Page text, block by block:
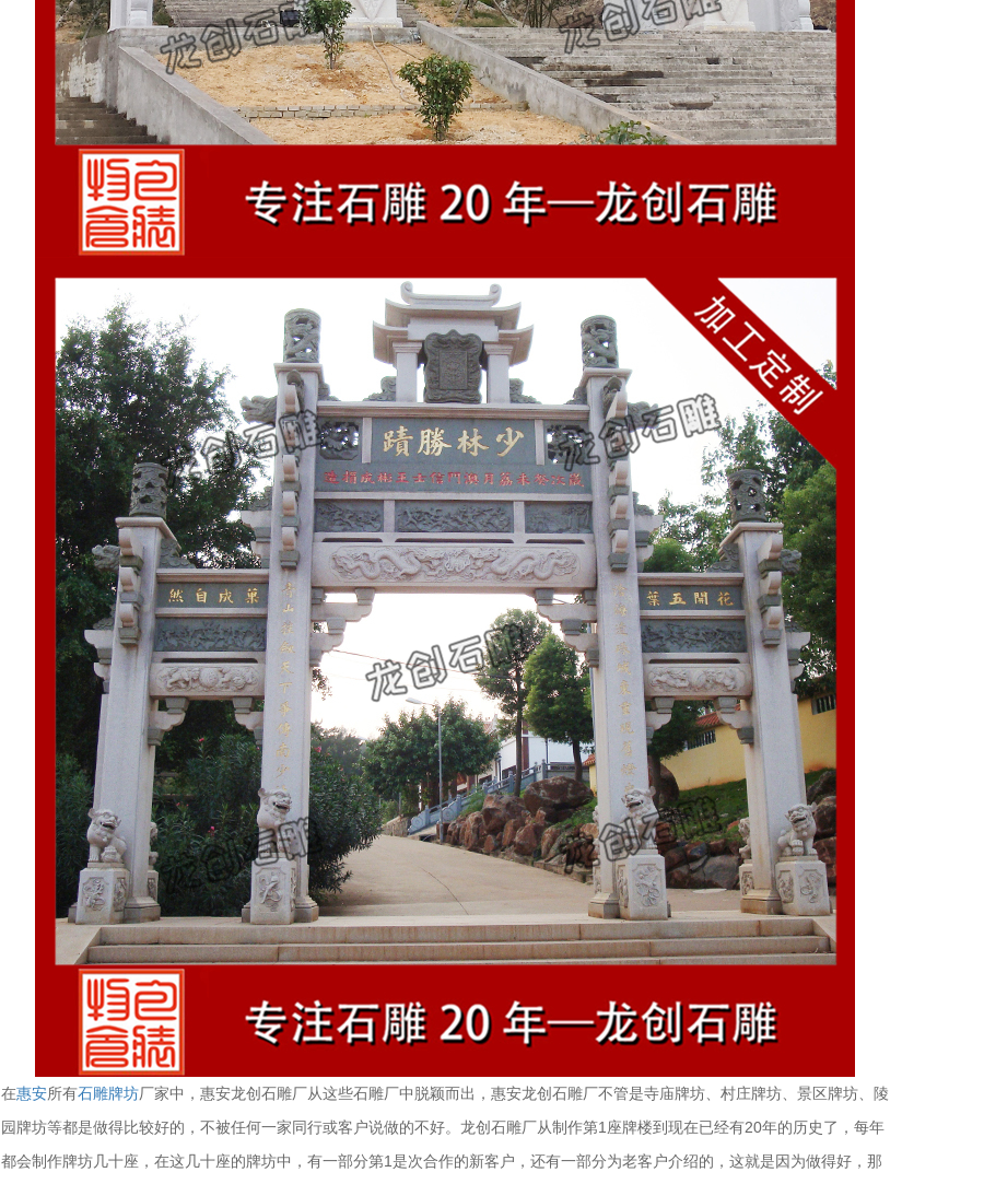
在惠安所有石雕牌坊厂家中，惠安龙创石雕厂从这些石雕厂中脱颖而出，惠安龙创石雕厂不管是寺庙牌坊、村庄牌坊、景区牌坊、陵
园牌坊等都是做得比较好的，不被任何一家同行或客户说做的不好。龙创石雕厂从制作第1座牌楼到现在已经有20年的历史了，每年
都会制作牌坊几十座，在这几十座的牌坊中，有一部分第1是次合作的新客户，还有一部分为老客户介绍的，这就是因为做得好，那